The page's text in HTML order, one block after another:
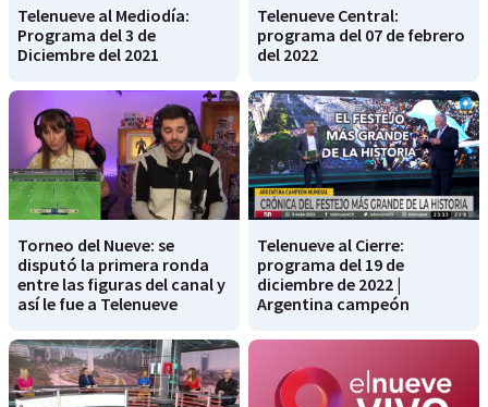
Telenueve al Mediodía:
Programa del 3 de
Diciembre del 2021
Telenueve Central:
programa del 07 de febrero
del 2022
Torneo del Nueve: se
disputó la primera ronda
entre las figuras del canal y
así le fue a Telenueve
Telenueve al Cierre:
programa del 19 de
diciembre de 2022 |
Argentina campeón